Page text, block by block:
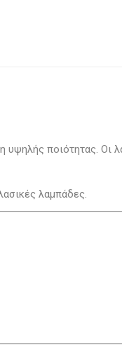
ποιότητας. Οι
λαμπάδες.